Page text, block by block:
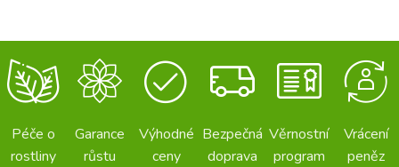
Péče o
rostliny
Garance
růstu
Výhodné
ceny
Bezpečná
doprava
Věrnostní
program
Vrácení
peněz